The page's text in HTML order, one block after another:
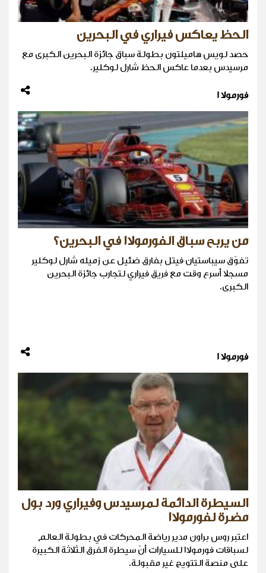
الحظ يعاكس فيراري في البحرين
حصد لويس هاميلتون بطولة سباق جائزة البحرين الكبرى مع
مرسيدس بعدما عاكس الحظ شارل لوكلير.
فورمولا 1
من يربح سباق الفورمولا١ في البحرين؟
تفوّق سيباستيان فيتل بفارق ضئيل عن زميله شارل لوكلير
مسجلا أسرع وقت مع فريق فيراري لتجارب جائزة البحرين
الكبرى.
فورمولا 1
السيطرة الدائمة لمرسيدس وفيراري ورد بول
مضرة لفورمولا١
اعتبر روس براون مدير رياضة المحركات في بطولة العالم
لسباقات فورمولا١ للسيارات أنّ سيطرة الفرق الثلاثة الكبيرة
على منصة التتويج غير مقبولة.